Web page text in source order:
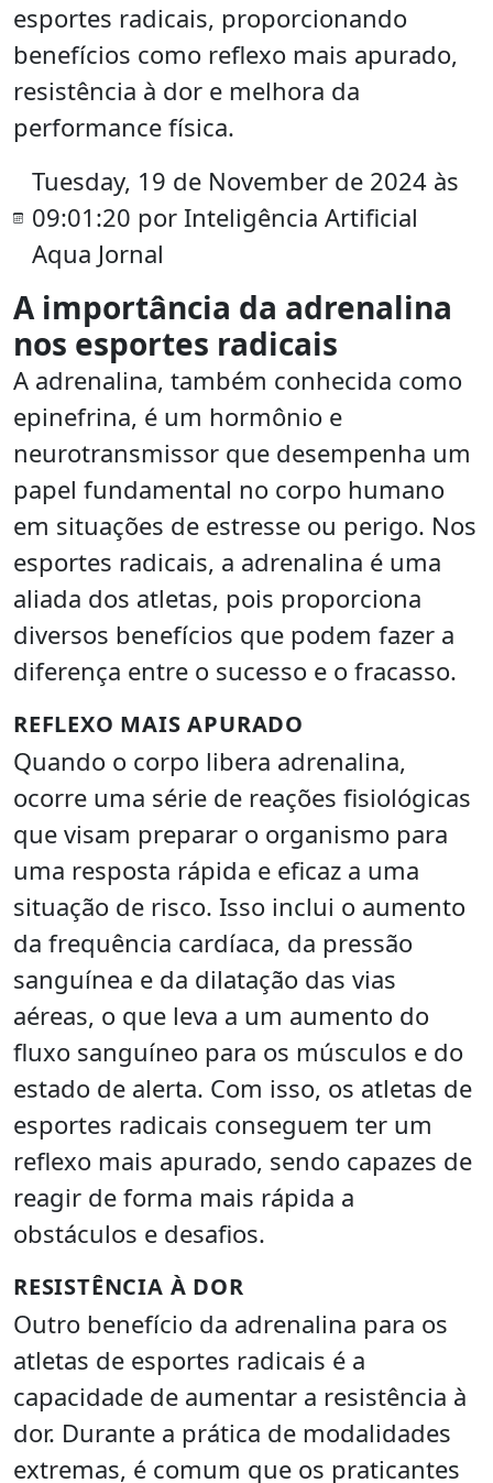
esportes radicais, proporcionando
benefícios como reflexo mais apurado,
resistência à dor e melhora da
performance física.
Tuesday, 19 de November de 2024 às
09:01:20 por Inteligência Artificial
Aqua Jornal
A importância da adrenalina
nos esportes radicais
A adrenalina, também conhecida como
epinefrina, é um hormônio e
neurotransmissor que desempenha um
papel fundamental no corpo humano
em situações de estresse ou perigo. Nos
esportes radicais, a adrenalina é uma
aliada dos atletas, pois proporciona
diversos benefícios que podem fazer a
diferença entre o sucesso e o fracasso.
REFLEXO MAIS APURADO
Quando o corpo libera adrenalina,
ocorre uma série de reações fisiológicas
que visam preparar o organismo para
uma resposta rápida e eficaz a uma
situação de risco. Isso inclui o aumento
da frequência cardíaca, da pressão
sanguínea e da dilatação das vias
aéreas, o que leva a um aumento do
fluxo sanguíneo para os músculos e do
estado de alerta. Com isso, os atletas de
esportes radicais conseguem ter um
reflexo mais apurado, sendo capazes de
reagir de forma mais rápida a
obstáculos e desafios.
RESISTÊNCIA À DOR
Outro benefício da adrenalina para os
atletas de esportes radicais é a
capacidade de aumentar a resistência à
dor. Durante a prática de modalidades
extremas, é comum que os praticantes